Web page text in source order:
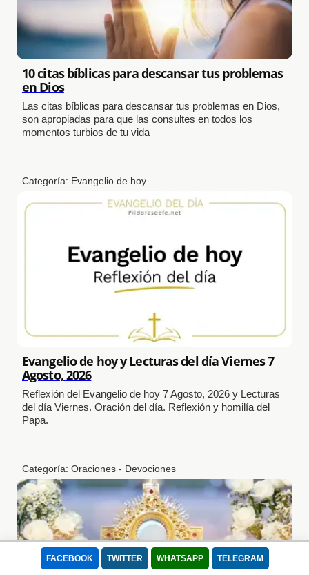
FACEBOOK TWITTER WHATSAPP TELEGRAM
10 citas bíblicas para descansar tus problemas
en Dios
Las citas bíblicas para descansar tus problemas en Dios,
son apropiadas para que las consultes en todos los
momentos turbios de tu vida
Categoría: Evangelio de hoy
Evangelio de hoy y Lecturas del día Viernes 7
Agosto, 2026
Reflexión del Evangelio de hoy 7 Agosto, 2026 y Lecturas
del día Viernes. Oración del día. Reflexión y homilía del
Papa.
Categoría: Oraciones - Devociones